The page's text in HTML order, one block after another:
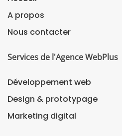
A propos
Nous contacter
Services de l'Agence WebPlus
Développement web
Design & prototypage
Marketing digital